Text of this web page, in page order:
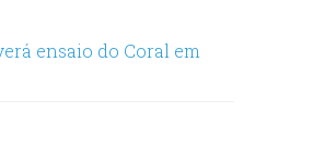
ensaio do Coral em